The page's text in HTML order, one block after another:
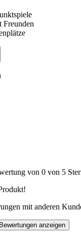
Freunden
von 0 von 5
mit anderen
Bewertungen anzeigen